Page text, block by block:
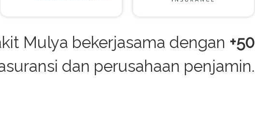
Mulya bekerjasama dengan +50
dan perusahaan penjamin.